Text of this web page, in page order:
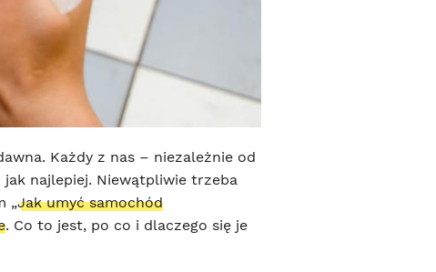
Każdy z nas – niezależnie od
najlepiej. Niewątpliwie trzeba
„Jak umyć samochód
. Co to jest, po co i dlaczego się je